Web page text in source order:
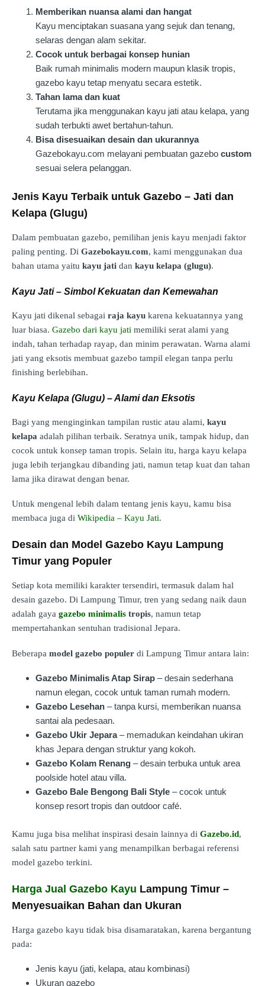
Memberikan nuansa alami dan hangat
Kayu menciptakan suasana yang sejuk dan tenang,
selaras dengan alam sekitar.
Cocok untuk berbagai konsep hunian
Baik rumah minimalis modern maupun klasik tropis,
gazebo kayu tetap menyatu secara estetik.
Tahan lama dan kuat
Terutama jika menggunakan kayu jati atau kelapa, yang
sudah terbukti awet bertahun-tahun.
Bisa disesuaikan desain dan ukurannya
Gazebokayu.com melayani pembuatan gazebo custom
sesuai selera pelanggan.
Jenis Kayu Terbaik untuk Gazebo – Jati dan
Kelapa (Glugu)
Dalam pembuatan gazebo, pemilihan jenis kayu menjadi faktor
paling penting. Di Gazebokayu.com, kami menggunakan dua
bahan utama yaitu kayu jati dan kayu kelapa (glugu).
Kayu Jati – Simbol Kekuatan dan Kemewahan
Kayu jati dikenal sebagai raja kayu karena kekuatannya yang
luar biasa. Gazebo dari kayu jati memiliki serat alami yang
indah, tahan terhadap rayap, dan minim perawatan. Warna alami
jati yang eksotis membuat gazebo tampil elegan tanpa perlu
finishing berlebihan.
Kayu Kelapa (Glugu) – Alami dan Eksotis
Bagi yang menginginkan tampilan rustic atau alami, kayu
kelapa adalah pilihan terbaik. Seratnya unik, tampak hidup, dan
cocok untuk konsep taman tropis. Selain itu, harga kayu kelapa
juga lebih terjangkau dibanding jati, namun tetap kuat dan tahan
lama jika dirawat dengan benar.
Untuk mengenal lebih dalam tentang jenis kayu, kamu bisa
membaca juga di Wikipedia – Kayu Jati.
Desain dan Model Gazebo Kayu Lampung
Timur yang Populer
Setiap kota memiliki karakter tersendiri, termasuk dalam hal
desain gazebo. Di Lampung Timur, tren yang sedang naik daun
adalah gaya gazebo minimalis tropis, namun tetap
mempertahankan sentuhan tradisional Jepara.
Beberapa model gazebo populer di Lampung Timur antara lain:
Gazebo Minimalis Atap Sirap – desain sederhana
namun elegan, cocok untuk taman rumah modern.
Gazebo Lesehan – tanpa kursi, memberikan nuansa
santai ala pedesaan.
Gazebo Ukir Jepara– memadukan keindahan ukiran
khas Jepara dengan struktur yang kokoh.
Gazebo Kolam Renang – desain terbuka untuk area
poolside hotel atau villa.
Gazebo Bale Bengong Bali Style – cocok untuk
konsep resort tropis dan outdoor café.
Kamu juga bisa melihat inspirasi desain lainnya di Gazebo.id,
salah satu partner kami yang menampilkan berbagai referensi
model gazebo terkini.
Harga Jual Gazebo Kayu Lampung Timur –
Menyesuaikan Bahan dan Ukuran
Harga gazebo kayu tidak bisa disamaratakan, karena bergantung
pada:
Jenis kayu (jati, kelapa, atau kombinasi)
Ukuran gazebo